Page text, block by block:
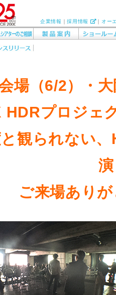
企業情報 ｜採用情報 ｜ オー
場（6/2）・
HDRプロジェ
と観られない
ご来場あり